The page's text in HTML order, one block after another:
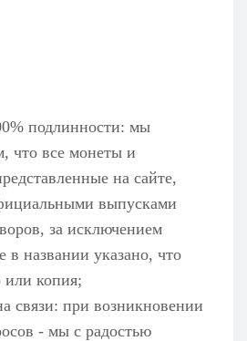
подлинности: мы
что все монеты и
на сайте,
выпусками
за исключением
в названии указано, что
или копия;
связи: при возникновении
- мы с радостью